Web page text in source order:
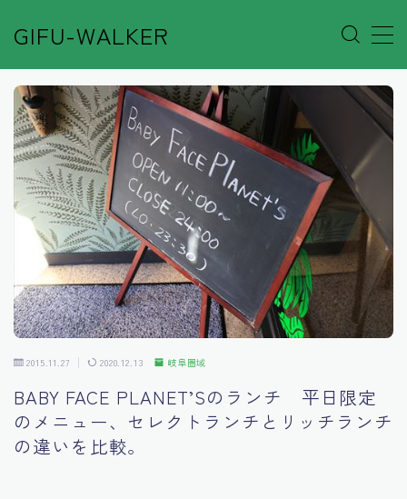
GIFU-WALKER
MENU
Author’s Voice
Café&Rest.
Event
Go out
Others
Tourism
2015.11.27 2020.12.13 岐阜圏域
BABY FACE PLANET’Sのランチ 平日限定
のメニュー、セレクトランチとリッチランチ
の違いを比較。